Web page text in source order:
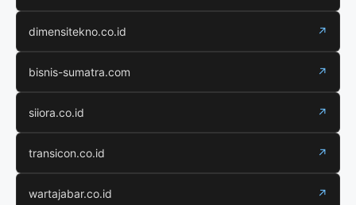
dimensitekno.co.id ↗
bisnis-sumatra.com ↗
siiora.co.id ↗
transicon.co.id ↗
wartajabar.co.id ↗